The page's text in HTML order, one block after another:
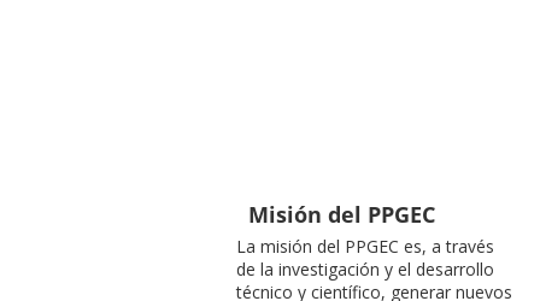
Misión del PPGEC
La misión del PPGEC es, a través
de la investigación y el desarrollo
técnico y científico, generar nuevos